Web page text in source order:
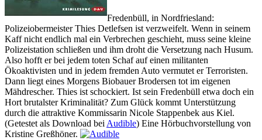
Fredenbüll, in Nordfriesland:
Polizeiobermeister Thies Detlefsen ist verzweifelt. Wenn in seinem
Kaff nicht endlich mal ein Verbrechen geschieht, muss seine kleine
Polizeistation schließen und ihm droht die Versetzung nach Husum.
Also hofft er bei jedem toten Schaf auf einen militanten
Ökoaktivisten und in jedem fremden Auto vermutet er Terroristen.
Dann liegt eines Morgens Biobauer Brodersen tot im eigenen
Mähdrescher. Thies ist schockiert. Ist sein Fredenbüll etwa doch ein
Hort brutalster Kriminalität? Zum Glück kommt Unterstützung
durch die attraktive Kommissarin Nicole Stappenbek aus Kiel.
(Getestet als Download bei Audible) Eine Hörbuchvorstellung von
Kristine Greßhöner.